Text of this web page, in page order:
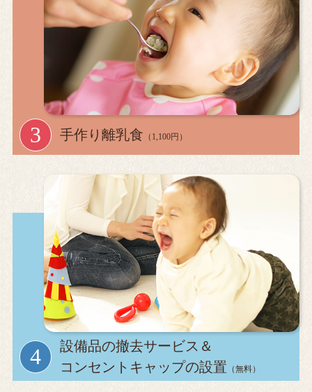
手作り離乳食 （1,100円）
設備品の撤去サービス＆
コンセントキャップの設置 （無料）